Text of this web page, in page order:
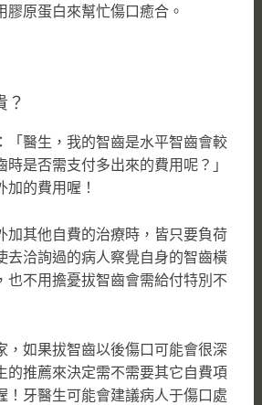
膠原蛋白來幫忙傷口癒合。
？
「醫生，我的智齒是水平智齒會較
是否需支付多出來的費用呢？」
的費用喔！
加其他自費的治療時，皆只要負荷
去洽詢過的病人察覺自身的智齒橫
也不用擔憂拔智齒會需給付特別不
，如果拔智齒以後傷口可能會很深
的推薦來決定需不需要其它自費項
！牙醫生可能會建議病人于傷口處